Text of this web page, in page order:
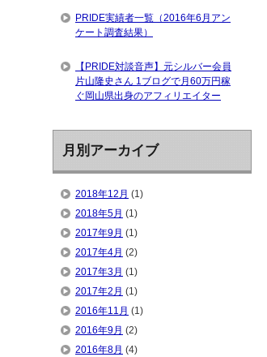
PRIDE実績者一覧（2016年6月アン
ケート調査結果）
【PRIDE対談音声】元シルバー会員
片山隆史さん 1ブログで月60万円稼
ぐ岡山県出身のアフィリエイター
月別アーカイブ
2018年12月 (1)
2018年5月 (1)
2017年9月 (1)
2017年4月 (2)
2017年3月 (1)
2017年2月 (1)
2016年11月 (1)
2016年9月 (2)
2016年8月 (4)